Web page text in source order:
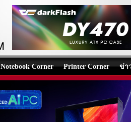
Notebook Corner Printer Corner ข่า